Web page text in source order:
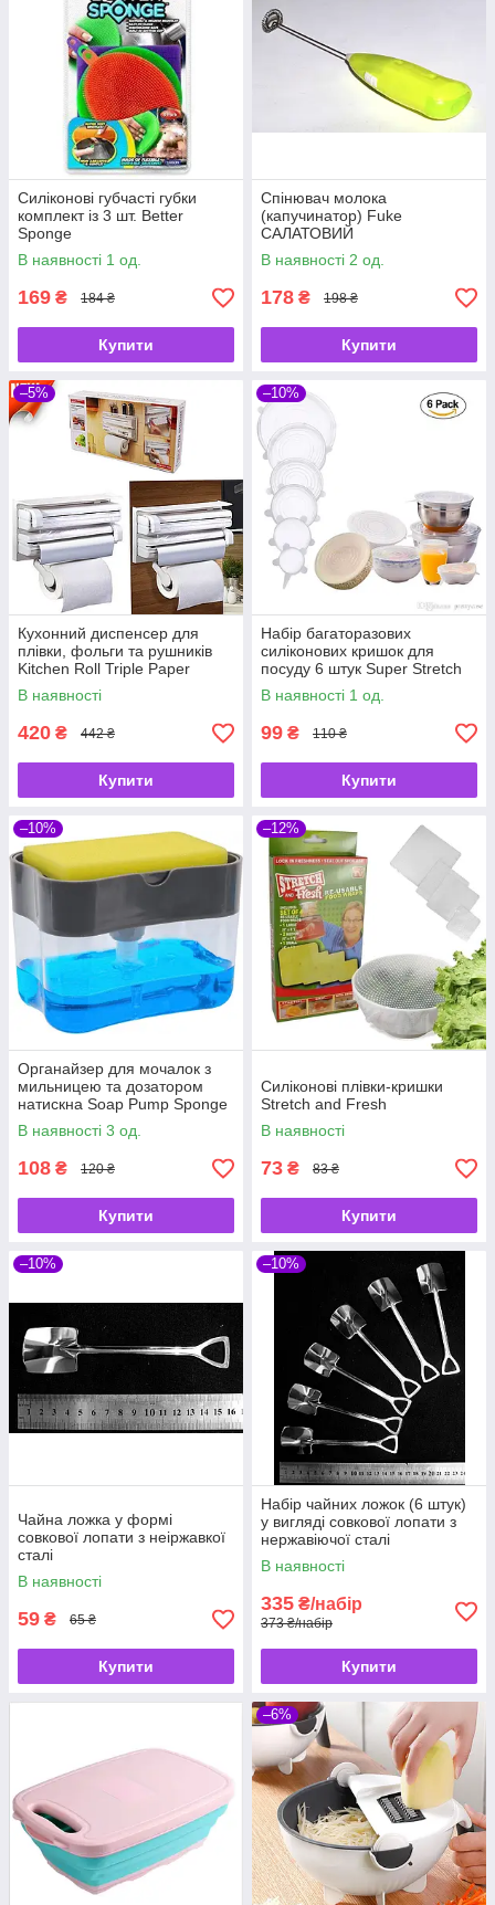
Силіконові губчасті губки
комплект із 3 шт. Better
Sponge
В наявності 1 од.
169 ₴ 184 ₴
Купити
Спінювач молока
(капучинатор) Fuke
САЛАТОВИЙ
В наявності 2 од.
178 ₴ 198 ₴
Купити
–5%
Кухонний диспенсер для
плівки, фольги та рушників
Kitchen Roll Triple Paper
Dispenser
В наявності
420 ₴ 442 ₴
Купити
–10%
Набір багаторазових
силіконових кришок для
посуду 6 штук Super Stretch
SILICONE Lids БІЛІ
В наявності 1 од.
99 ₴ 110 ₴
Купити
–10%
Органайзер для мочалок з
мильницею та дозатором
натискна Soap Pump Sponge
Caddy
В наявності 3 од.
108 ₴ 120 ₴
Купити
–12%
Силіконові плівки-кришки
Stretch and Fresh
В наявності
73 ₴ 83 ₴
Купити
–10%
Чайна ложка у формі
совкової лопати з неіржавкої
сталі
В наявності
59 ₴ 65 ₴
Купити
–10%
Набір чайних ложок (6 штук)
у вигляді совкової лопати з
нержавіючої сталі
В наявності
335 ₴/набір
373 ₴/набір
Купити
–6%